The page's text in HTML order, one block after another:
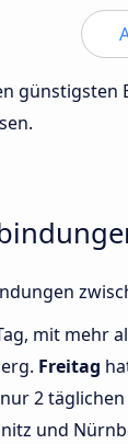
günstigsten
mit mehr
Freitag
2 täglichen
und